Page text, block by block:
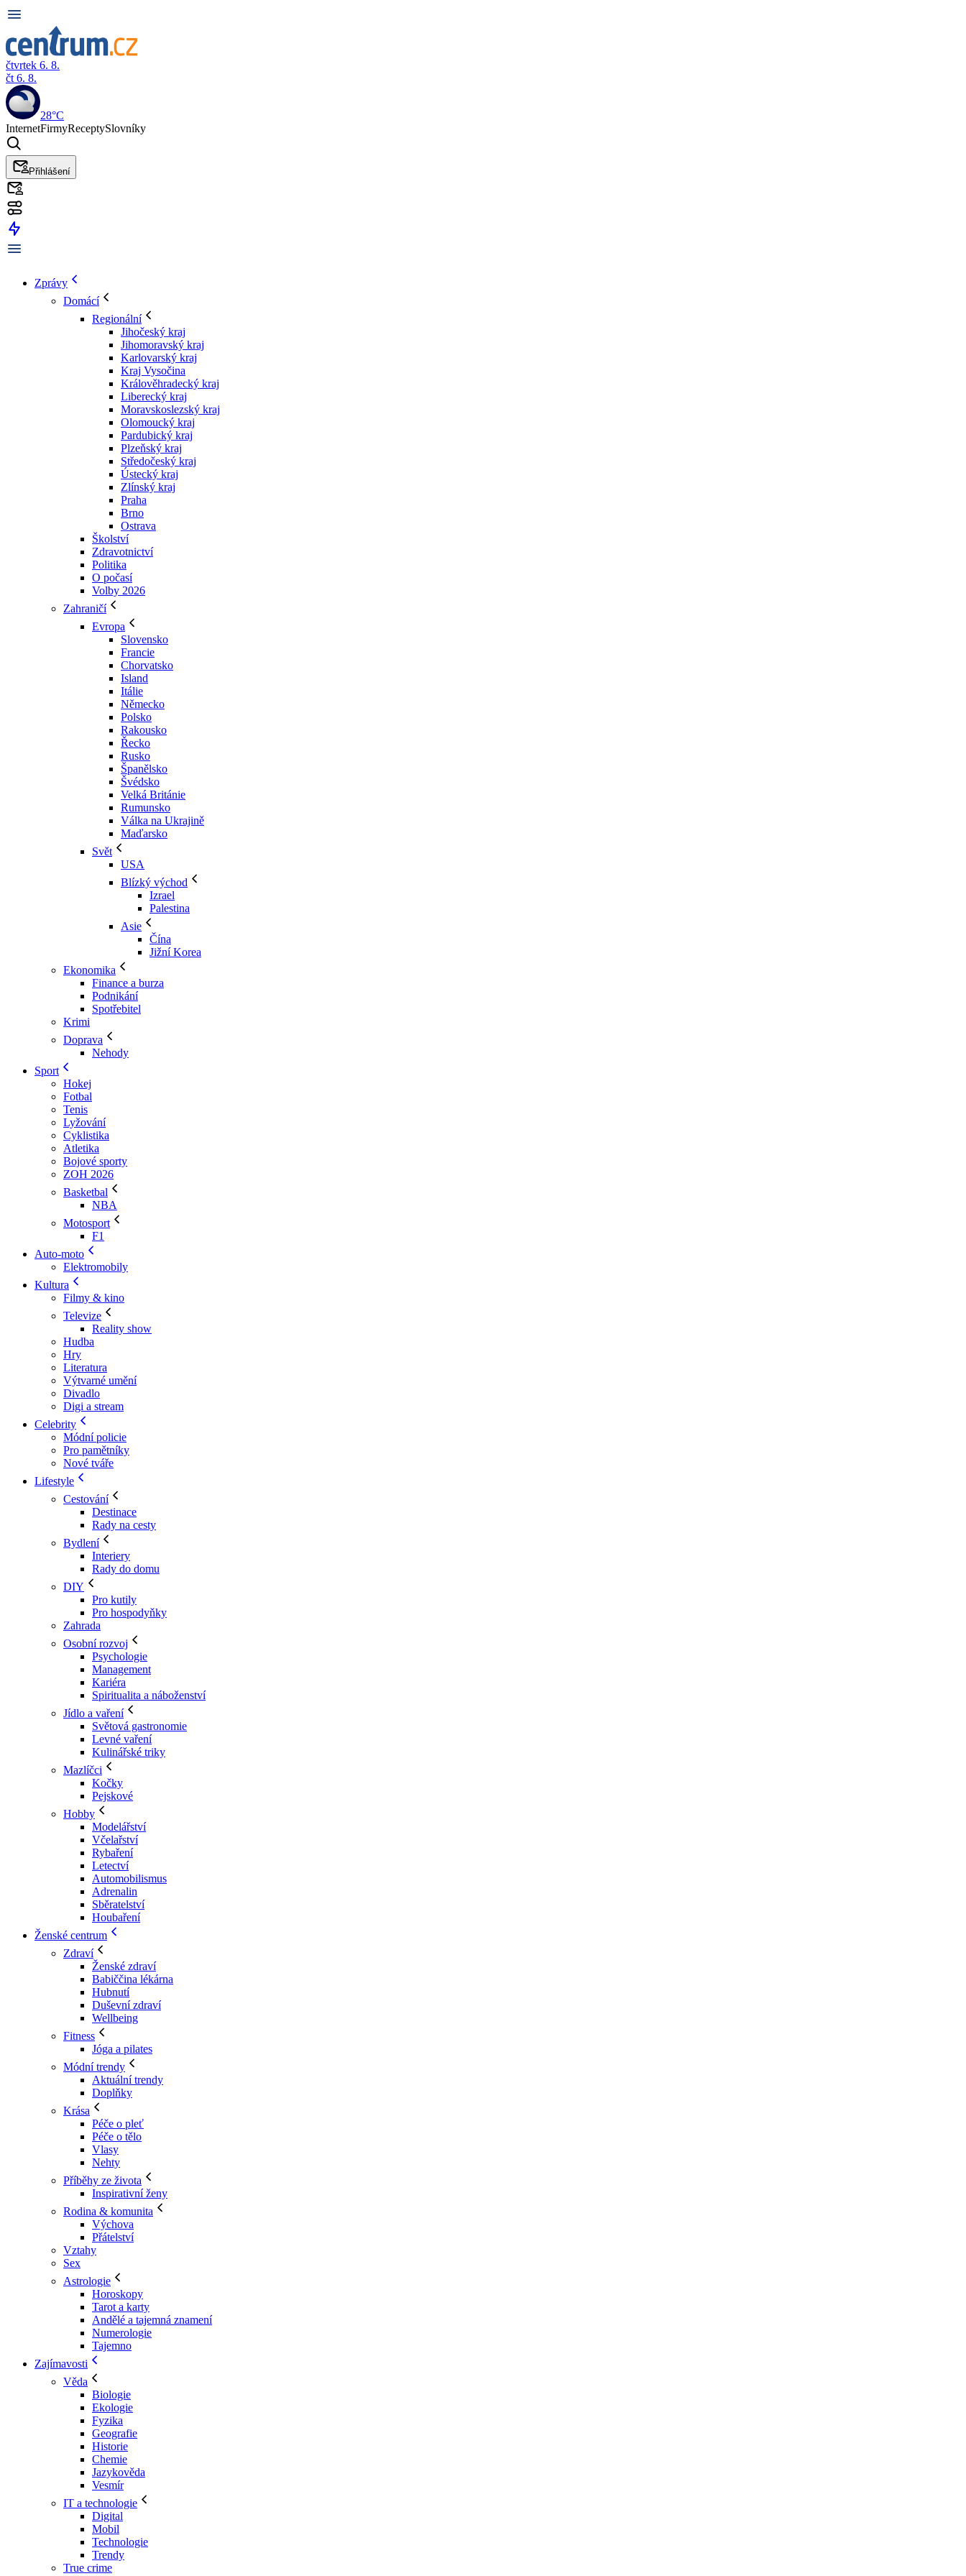
čtvrtek 6. 8.
čt 6. 8.
28°C
InternetFirmyReceptySlovníky
Přihlášení
Zprávy
Domácí
Regionální
Jihočeský kraj
Jihomoravský kraj
Karlovarský kraj
Kraj Vysočina
Králověhradecký kraj
Liberecký kraj
Moravskoslezský kraj
Olomoucký kraj
Pardubický kraj
Plzeňský kraj
Středočeský kraj
Ústecký kraj
Zlínský kraj
Praha
Brno
Ostrava
Školství
Zdravotnictví
Politika
O počasí
Volby 2026
Zahraničí
Evropa
Slovensko
Francie
Chorvatsko
Island
Itálie
Německo
Polsko
Rakousko
Řecko
Rusko
Španělsko
Švédsko
Velká Británie
Rumunsko
Válka na Ukrajině
Maďarsko
Svět
USA
Blízký východ
Izrael
Palestina
Asie
Čína
Jižní Korea
Ekonomika
Finance a burza
Podnikání
Spotřebitel
Krimi
Doprava
Nehody
Sport
Hokej
Fotbal
Tenis
Lyžování
Cyklistika
Atletika
Bojové sporty
ZOH 2026
Basketbal
NBA
Motosport
F1
Auto-moto
Elektromobily
Kultura
Filmy & kino
Televize
Reality show
Hudba
Hry
Literatura
Výtvarné umění
Divadlo
Digi a stream
Celebrity
Módní policie
Pro pamětníky
Nové tváře
Lifestyle
Cestování
Destinace
Rady na cesty
Bydlení
Interiery
Rady do domu
DIY
Pro kutily
Pro hospodyňky
Zahrada
Osobní rozvoj
Psychologie
Management
Kariéra
Spiritualita a náboženství
Jídlo a vaření
Světová gastronomie
Levné vaření
Kulinářské triky
Mazlíčci
Kočky
Pejskové
Hobby
Modelářství
Včelařství
Rybaření
Letectví
Automobilismus
Adrenalin
Sběratelství
Houbaření
Ženské centrum
Zdraví
Ženské zdraví
Babiččina lékárna
Hubnutí
Duševní zdraví
Wellbeing
Fitness
Jóga a pilates
Módní trendy
Aktuální trendy
Doplňky
Krása
Péče o pleť
Péče o tělo
Vlasy
Nehty
Příběhy ze života
Inspirativní ženy
Rodina & komunita
Výchova
Přátelství
Vztahy
Sex
Astrologie
Horoskopy
Tarot a karty
Andělé a tajemná znamení
Numerologie
Tajemno
Zajímavosti
Věda
Biologie
Ekologie
Fyzika
Geografie
Historie
Chemie
Jazykověda
Vesmír
IT a technologie
Digital
Mobil
Technologie
Trendy
True crime